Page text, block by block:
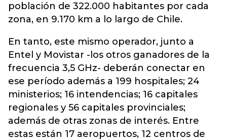
población de 322.000 habitantes por cada
zona, en 9.170 km a lo largo de Chile.
En tanto, este mismo operador, junto a
Entel y Movistar -los otros ganadores de la
frecuencia 3,5 GHz- deberán conectar en
ese período además a 199 hospitales; 24
ministerios; 16 intendencias; 16 capitales
regionales y 56 capitales provinciales;
además de otras zonas de interés. Entre
estas están 17 aeropuertos, 12 centros de